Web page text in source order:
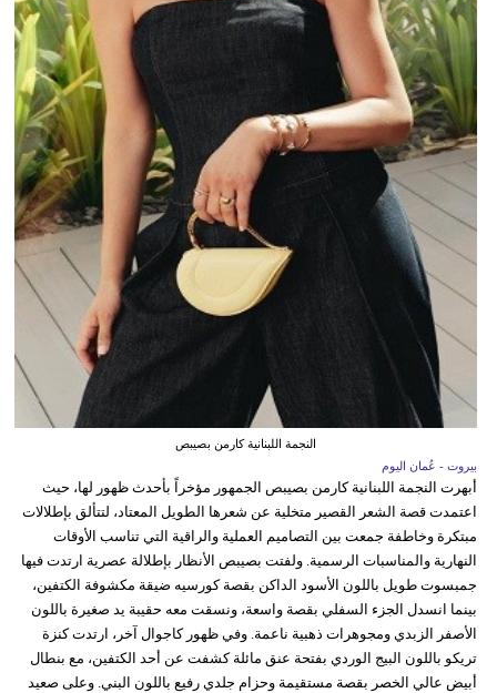
النجمة اللبنانية كارمن بصيبص
بيروت - عُمان اليوم
أبهرت النجمة اللبنانية كارمن بصيبص الجمهور مؤخراً بأحدث ظهور لها، حيث
اعتمدت قصة الشعر القصير متخلية عن شعرها الطويل المعتاد، لتتألق بإطلالات
مبتكرة وخاطفة جمعت بين التصاميم العملية والراقية التي تناسب الأوقات
النهارية والمناسبات الرسمية. ولفتت بصيبص الأنظار بإطلالة عصرية ارتدت فيها
جمبسوت طويل باللون الأسود الداكن بقصة كورسيه ضيقة مكشوفة الكتفين،
بينما انسدل الجزء السفلي بقصة واسعة، ونسقت معه حقيبة يد صغيرة باللون
الأصفر الزبدي ومجوهرات ذهبية ناعمة. وفي ظهور كاجوال آخر، ارتدت كنزة
تريكو باللون البيج الوردي بفتحة عنق مائلة كشفت عن أحد الكتفين، مع بنطال
أبيض عالي الخصر بقصة مستقيمة وحزام جلدي رفيع باللون البني. وعلى صعيد